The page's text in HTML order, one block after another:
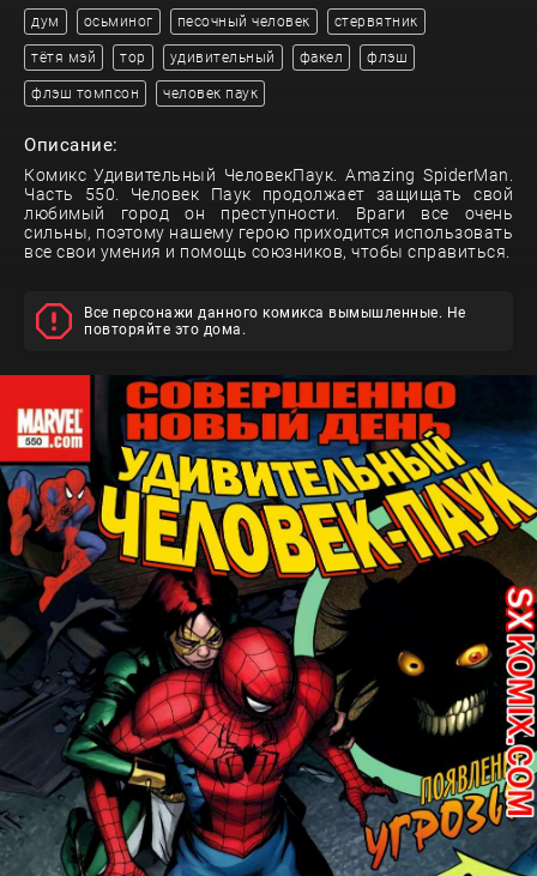
дум осьминог песочный человек стервятник
тётя мэй тор удивительный факел флэш
флэш томпсон человек паук
Описание:
Комикс Удивительный ЧеловекПаук. Amazing SpiderMan.
Часть 550. Человек Паук продолжает защищать свой
любимый город он преступности. Враги все очень
сильны, поэтому нашему герою приходится использовать
все свои умения и помощь союзников, чтобы справиться.
Все персонажи данного комикса вымышленные. Не
повторяйте это дома.